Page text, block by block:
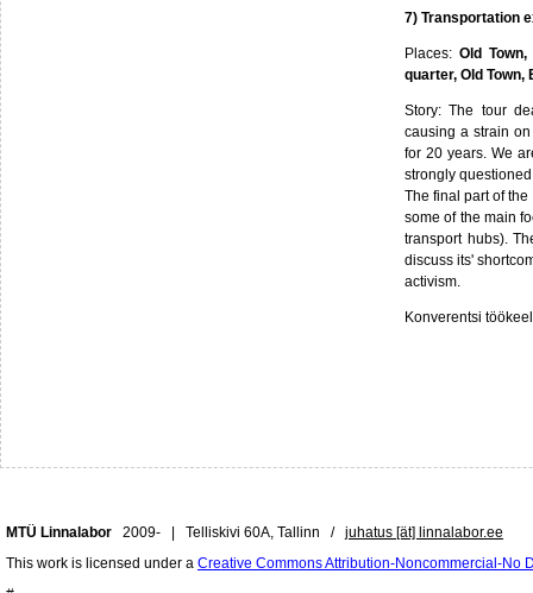
7) Transportation
Places:Old
quarter, Old
Story: The tour
causing a strain
for 20 years. We
strongly
The final part of
some of the main
transport hubs).
discuss its'
activism.
Konverentsi
MTÜ Linnalabor 2009- | Telliskivi 60A, Tallinn / juhatus [ät] linnalabor.ee
This work is licensed under a Creative Commons Attribution-Noncommercial-No